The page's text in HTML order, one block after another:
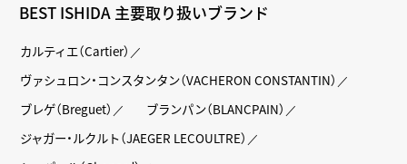
BEST ISHIDA 主要取り扱いブランド
カルティエ（Cartier）
ヴァシュロン・コンスタンタン（VACHERON CONSTANTIN）
ブレゲ（Breguet）
ブランパン（BLANCPAIN）
ジャガー・ルクルト（JAEGER LECOULTRE）